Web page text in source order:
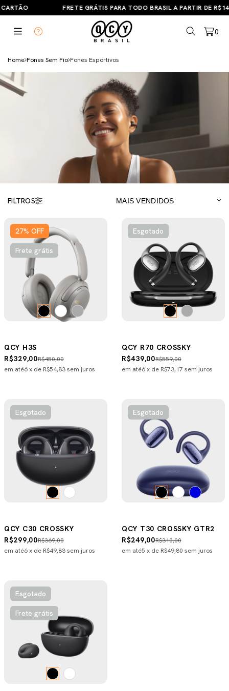
EM ATÉ 6X SEM JUROS NO CARTÃO FRETE GRÁTIS
0
Home Fones Sem Fio Fones Esportivos
FILTROS
27% OFF
Frete grátis
QCY H3S
R$450,00
R$329,00
em até6x de R$54,83sem juros
Esgotado
QCY R70 CROSSKY
R$559,00
R$439,00
em até6x de R$73,17 sem juros
Esgotado
QCY C30 CROSSKY
R$369,00
R$299,00
em até6x de R$49,83sem juros
Esgotado
QCY T30 CROSSKY GTR2
R$310,00
R$249,00
em até5 x de R$49,80 sem juros
Esgotado
Frete grátis